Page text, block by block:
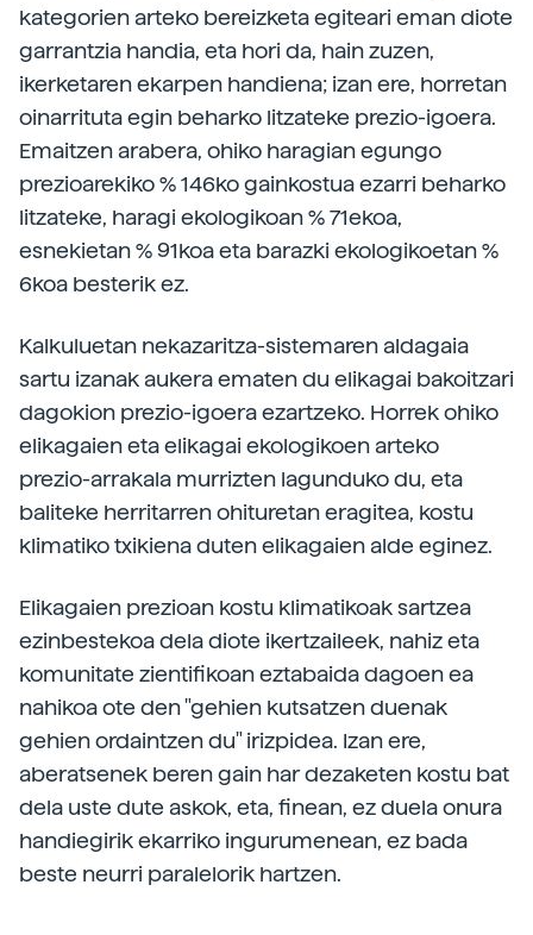
kategorien arteko bereizketa egiteari eman diote
garrantzia handia, eta hori da, hain zuzen,
ikerketaren ekarpen handiena; izan ere, horretan
oinarrituta egin beharko litzateke prezio-igoera.
Emaitzen arabera, ohiko haragian egungo
prezioarekiko % 146ko gainkostua ezarri beharko
litzateke, haragi ekologikoan % 71ekoa,
esnekietan % 91koa eta barazki ekologikoetan %
6koa besterik ez.
Kalkuluetan nekazaritza-sistemaren aldagaia
sartu izanak aukera ematen du elikagai bakoitzari
dagokion prezio-igoera ezartzeko. Horrek ohiko
elikagaien eta elikagai ekologikoen arteko
prezio-arrakala murrizten lagunduko du, eta
baliteke herritarren ohituretan eragitea, kostu
klimatiko txikiena duten elikagaien alde eginez.
Elikagaien prezioan kostu klimatikoak sartzea
ezinbestekoa dela diote ikertzaileek, nahiz eta
komunitate zientifikoan eztabaida dagoen ea
nahikoa ote den "gehien kutsatzen duenak
gehien ordaintzen du" irizpidea. Izan ere,
aberatsenek beren gain har dezaketen kostu bat
dela uste dute askok, eta, finean, ez duela onura
handiegirik ekarriko ingurumenean, ez bada
beste neurri paralelorik hartzen.